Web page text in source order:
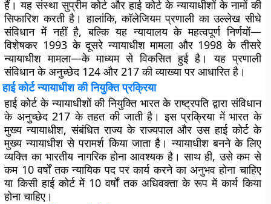
हैं। यह संस्था सुप्रीम कोर्ट और हाई कोर्ट के न्यायाधीशों के नामों की
सिफारिश करती है। हालांकि, कॉलेजियम प्रणाली का उल्लेख सीधे
संविधान में नहीं है, बल्कि यह न्यायालय के महत्वपूर्ण निर्णयों—
विशेषकर 1993 के दूसरे न्यायाधीश मामला और 1998 के तीसरे
न्यायाधीश मामला—के माध्यम से विकसित हुई है। यह प्रणाली
संविधान के अनुच्छेद 124 और 217 की व्याख्या पर आधारित है।
हाई कोर्ट न्यायाधीश की नियुक्ति प्रक्रिया
हाई कोर्ट के न्यायाधीशों की नियुक्ति भारत के राष्ट्रपति द्वारा संविधान
के अनुच्छेद 217 के तहत की जाती है। इस प्रक्रिया में भारत के
मुख्य न्यायाधीश, संबंधित राज्य के राज्यपाल और उस हाई कोर्ट के
मुख्य न्यायाधीश से परामर्श किया जाता है। न्यायाधीश बनने के लिए
व्यक्ति का भारतीय नागरिक होना आवश्यक है। साथ ही, उसे कम से
कम 10 वर्षों तक न्यायिक पद पर कार्य करने का अनुभव होना चाहिए
या किसी हाई कोर्ट में 10 वर्षों तक अधिवक्ता के रूप में कार्य किया
होना चाहिए।